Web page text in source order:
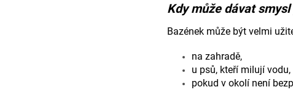
Kdy může dávat
Bazének může být velmi
na zahradě,
u psů, kteří milují vodu,
pokud v okolí není